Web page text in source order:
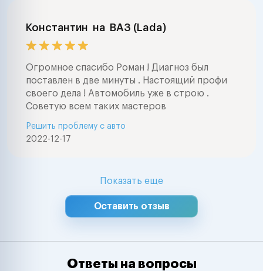
Константин на ВАЗ (Lada)
Огромное спасибо Роман ! Диагноз был
поставлен в две минуты . Настоящий профи
своего дела ! Автомобиль уже в строю .
Советую всем таких мастеров
2022-12-17
Решить проблему с авто
Показать еще
Оставить отзыв
Ответы на вопросы